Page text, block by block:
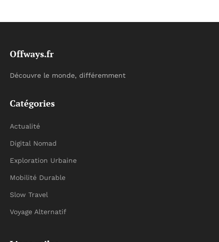
Offways.fr
Découvre le monde, différemment
Catégories
Actualité
Digital Nomad
Exploration Urbaine
Mobilité Durable
Slow Travel
Voyage Alternatif